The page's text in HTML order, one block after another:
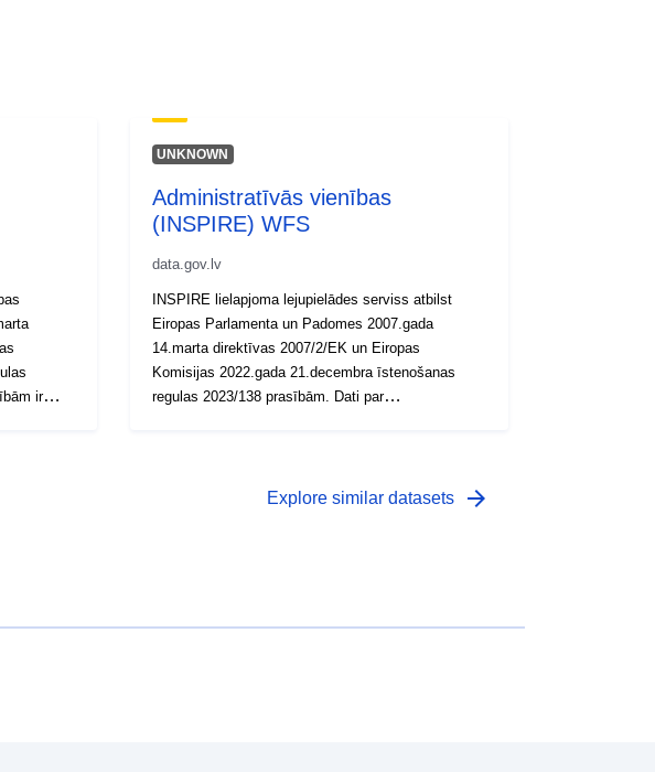
ir
UNKNOWN
Administratīvās vienības
(INSPIRE) WFS
data.gov.lv
INSPIRE lielapjoma lejupielādes serviss atbilst
Eiropas Parlamenta un Padomes 2007.gada
14.marta direktīvas 2007/2/EK un Eiropas
Komisijas 2022.gada 21.decembra īstenošanas
regulas 2023/138 prasībām. Dati par
Explore similar datasets arrow_forward